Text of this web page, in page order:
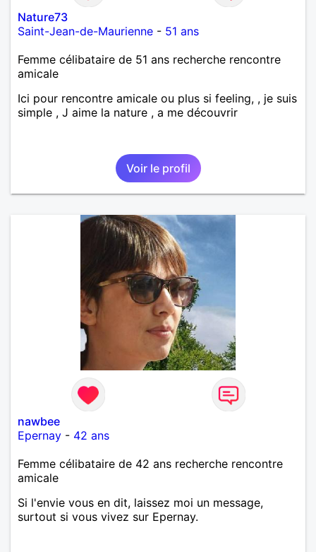
Nature73
Saint-Jean-de-Maurienne - 51 ans
Femme célibataire de 51 ans recherche rencontre
amicale
Ici pour rencontre amicale ou plus si feeling, , je suis
simple , J aime la nature , a me découvrir
Voir le profil
nawbee
Epernay - 42 ans
Femme célibataire de 42 ans recherche rencontre
amicale
Si l'envie vous en dit, laissez moi un message,
surtout si vous vivez sur Epernay.